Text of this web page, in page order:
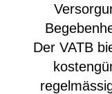
Der VATB